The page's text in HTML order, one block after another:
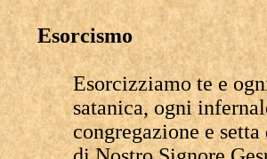
Esorcismo
Esorcizziamo te e
satanica, ogni
congregazione e